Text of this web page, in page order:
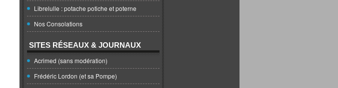
Librelulle : potache potiche et poterne
Nos Consolations
SITES RÉSEAUX & JOURNAUX
Acrimed (sans modération)
Frédéric Lordon (et sa Pompe)